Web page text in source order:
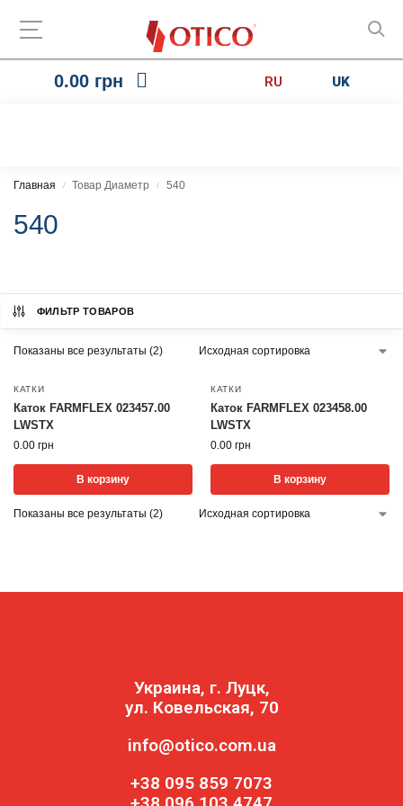
0.00 грн RU UK
Главная / Товар Диаметр / 540
540
ФИЛЬТР ТОВАРОВ
Показаны все результаты (2)
КАТКИ
Каток FARMFLEX 023457.00
LWSTX
0.00 грн
В корзину
КАТКИ
Каток FARMFLEX 023458.00
LWSTX
0.00 грн
В корзину
Показаны все результаты (2)
Украина, г. Луцк,
ул. Ковельская, 70
info@otico.com.ua
+38 095 859 7073